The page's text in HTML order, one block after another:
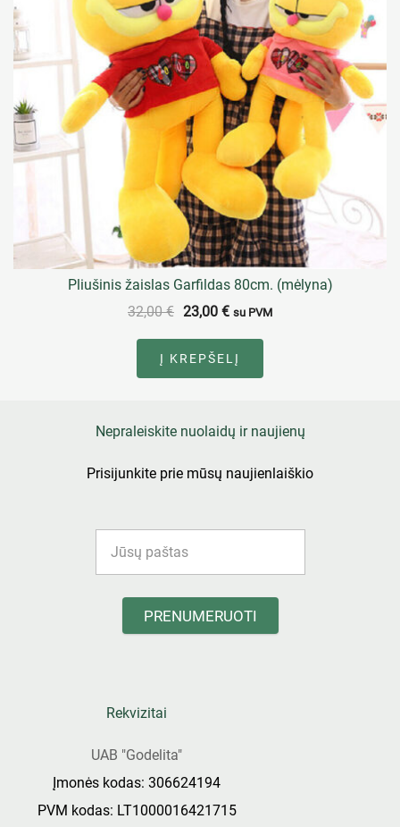
Pliušinis žaislas Garfildas 80cm. (mėlyna)
32,00€ 23,00 € su PVM
Į KREPŠELĮ
Nepraleiskite nuolaidų ir naujienų
Prisijunkite prie mūsų naujienlaiškio
PRENUMERUOTI
Rekvizitai
UAB "Godelita"
Įmonės kodas: 306624194
PVM kodas: LT1000016421715